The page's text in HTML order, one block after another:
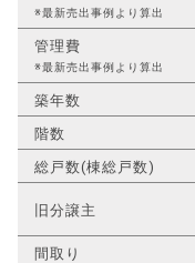
※最新売出事例より算出
管理費
※最新売出事例より算出
築年数
階数
総戸数(棟総戸数)
旧分譲主
間取り